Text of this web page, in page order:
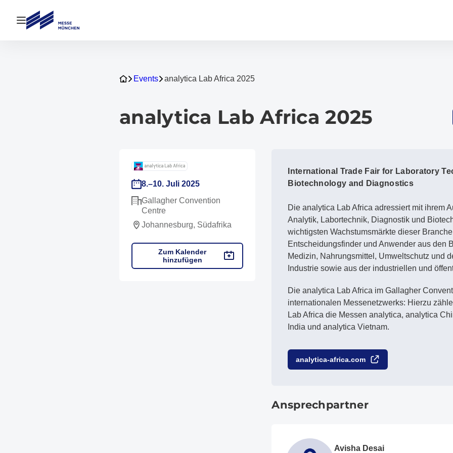
Navigation öffnen
Events analytica Lab Africa 2025
analytica Lab Africa 2025
8.–10. Juli 2025
Gallagher Convention
Centre
Johannesburg, Südafrika
Zum Kalender
hinzufügen
International Trade Fair for Laboratory
Biotechnology and Diagnostics
Die analytica Lab Africa adressiert mit ihrem
Analytik, Labortechnik, Diagnostik und
wichtigsten Wachstumsmärkte dieser
Entscheidungsfinder und Anwender aus den
Medizin, Nahrungsmittel, Umweltschutz und
Industrie sowie aus der industriellen und
Die analytica Lab Africa im Gallagher
internationalen Messenetzwerks: Hierzu
Lab Africa die Messen analytica, analytica
India und analytica Vietnam.
analytica-africa.com
Ansprechpartner
Avisha Desai